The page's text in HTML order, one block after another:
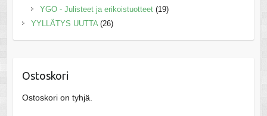
YGO - Julisteet ja erikoistuotteet (19)
YYLLÄTYS UUTTA (26)
Ostoskori
Ostoskori on tyhjä.